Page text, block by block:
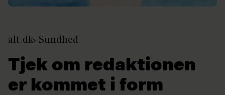
alt.dk Sundhed
Tjek om redaktionen
er kommet i form